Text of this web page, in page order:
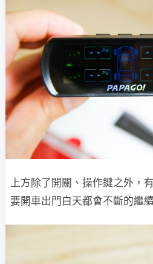
上方除了開關、操作鍵之外，
要開車出門白天都會不斷的繼